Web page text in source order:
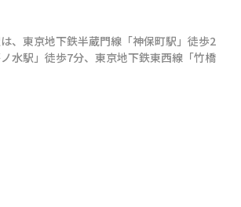
、 東京地下鉄半蔵門線 「神保町駅 」 徒歩2
水駅 」 徒歩7分、 東京地下鉄東西線 「竹橋